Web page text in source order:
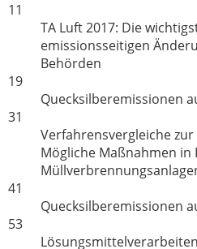
11
TA Luft 2017: Die
emissionsseitigen
Behörden
19
Quecksilberemissionen
31
Verfahrensvergleiche
Mögliche Maßnahmen in
41
Quecksilberemissionen
53